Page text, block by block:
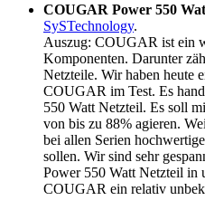
COUGAR Power 550
SySTechnology.
Auszug: COUGAR ist ein
Komponenten. Darunter
Netzteile. Wir haben heute
COUGAR im Test. Es
550 Watt Netzteil. Es soll
von bis zu 88% agieren.
bei allen Serien
sollen. Wir sind sehr
Power 550 Watt Netzteil in
COUGAR ein relativ